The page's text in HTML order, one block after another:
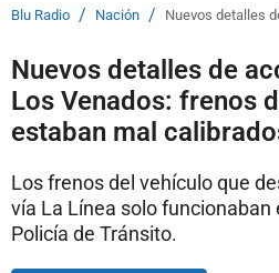
Blu Radio / Nación / Nuevos detalles
Nuevos detalles de
Los Venados: frenos
estaban mal
Los frenos del vehículo que
vía La Línea solo funcionaban
Policía de Tránsito.